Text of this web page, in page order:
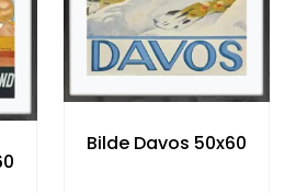
Bilde Davos 50x60